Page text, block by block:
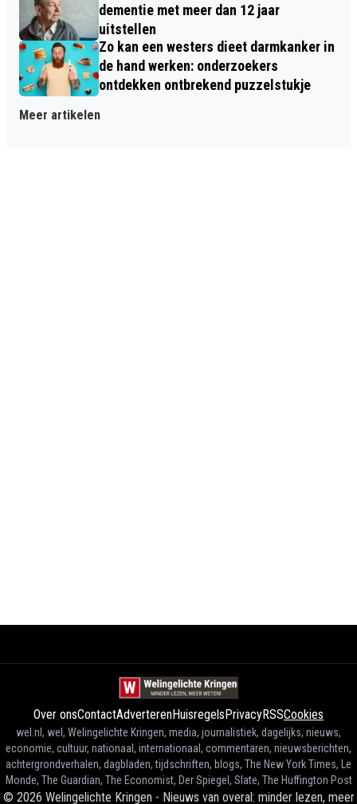
dementie met meer dan 12 jaar
uitstellen
Zo kan een westers dieet darmkanker in
de hand werken: onderzoekers
ontdekken ontbrekend puzzelstukje
Meer artikelen
Over onsContactAdverterenHuisregelsPrivacyRSSCookies
wel.nl, wel, Welingelichte Kringen, media, journalistiek, dagelijks, nieuws,
economie, cultuur, nationaal, internationaal, commentaren, nieuwsberichten,
achtergrondverhalen, dagbladen, tijdschriften, blogs, The New York Times, Le
Monde, The Guardian, The Economist, Der Spiegel, Slate, The Huffington Post
© 2026 Welingelichte Kringen - Nieuws van overal: minder lezen, meer